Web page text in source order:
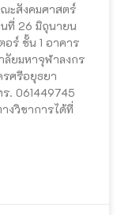
ณะสังคมศาสตร์
ที่ 26 มิถุนายน
อร์ ชั้น 1 อาคาร
ลัยมหาจุฬาลงกร
ศรีอยุธยา
. 061449745
งวิชาการ​ได้ที่